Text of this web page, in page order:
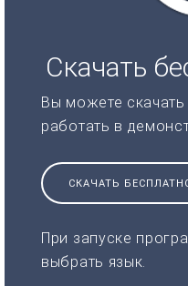
Скачать
Вы можете
работать в
СКАЧАТЬ
При запуске
выбрать язык.